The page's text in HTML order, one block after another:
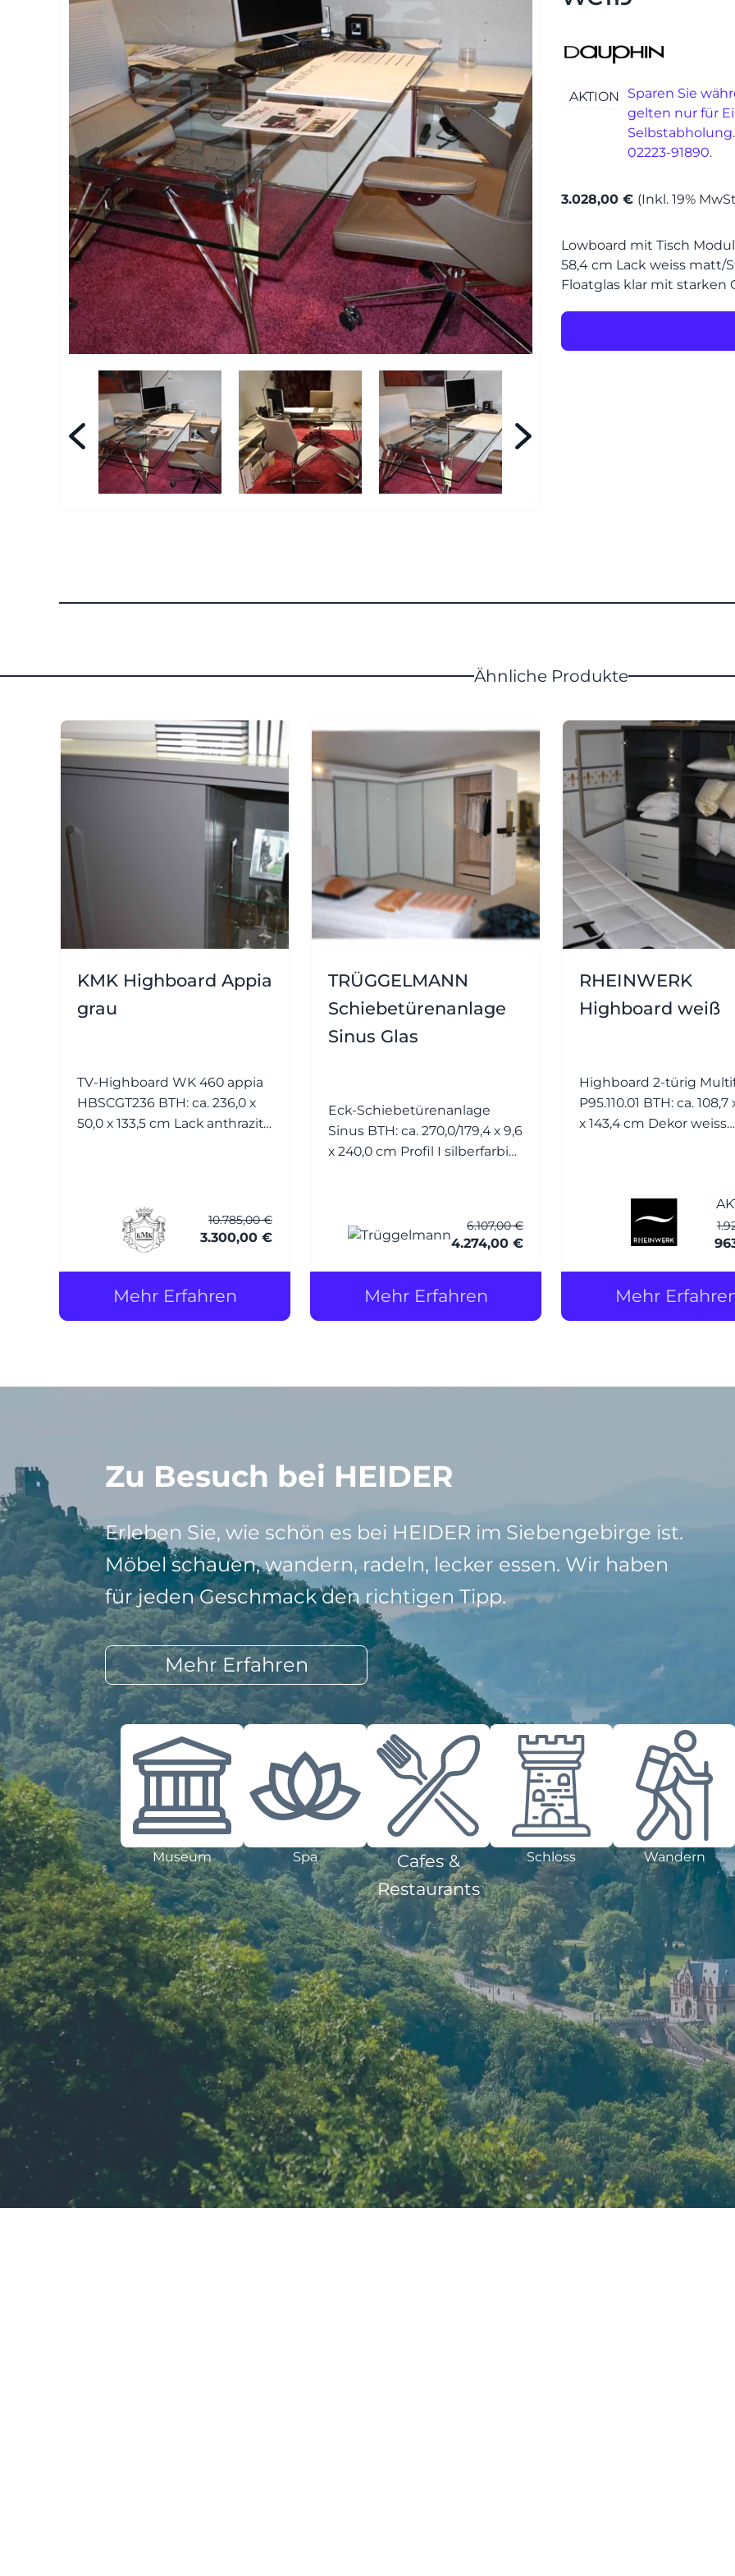
HERSTELLER
EVENTS
STYLES
RHEINWERK
MÖBEL
AKTION
Sparen Sie
gelten nur für
02223-91890.
3.028,00 € (Inkl. 19%
Lowboard mit Tisch Modul
58,4 cm Lack weiss matt/
Floatglas klar mit starken
Ähnliche Produkte
KMK Highboard Appia
grau
TV-Highboard WK 460 appia
HBSCGT236 BTH: ca. 236,0 x
50,0 x 133,5 cm Lack anthrazit
10.785,00 €
3.300,00 €
Mehr Erfahren
TRÜGGELMANN
Schiebetürenanlage
Sinus Glas
Eck-Schiebetürenanlage
Sinus BTH: ca. 270,0/179,4 x 9,6
x 240,0 cm Profil I silberfarbig
Splitterschutzfolie) 2-läufig -
stehende Tür - m. Griffleiste,
Wa
6.107,00 €
4.274,00 €
Mehr Erfahren
RHEINWERK
Highboard weiß
Highboard 2-türig Multiflex -
P95.110.01 BTH: ca. 108,7 x 38,4
x 143,4 cm Dekor weiss
Mehr
Zu Besuch bei HEIDER
Erleben Sie, wie schön es bei HEIDER im Siebengebirge ist.
Möbel schauen, wandern, radeln, lecker essen. Wir haben
für jeden Geschmack den richtigen Tipp.
Mehr Erfahren
Museum Spa
Cafes &
Restaurants
Schloss Wandern
Senden